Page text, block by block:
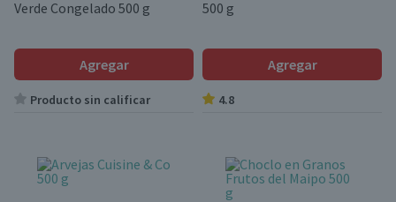
Verde Congelado 500 g
Agregar
Producto sin calificar
500 g
Agregar
4.8